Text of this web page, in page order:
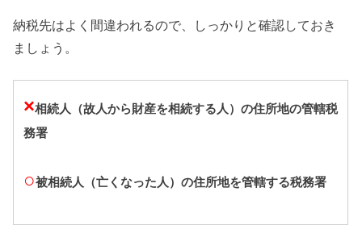
納税先はよく間違われるので、しっかりと確認しておき
ましょう。
×相続人（故人から財産を相続する人）の住所地の管轄税
務署
○被相続人（亡くなった人）の住所地を管轄する税務署